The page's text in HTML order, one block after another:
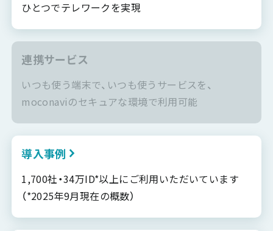
ひとつでテレワークを実現
連携サービス
いつも使う端末で、いつも使うサービスを、
moconaviのセキュアな環境で利用可能
導入事例
1,700社・34万ID*以上にご利用いただいています
（*2025年9月現在の概数）